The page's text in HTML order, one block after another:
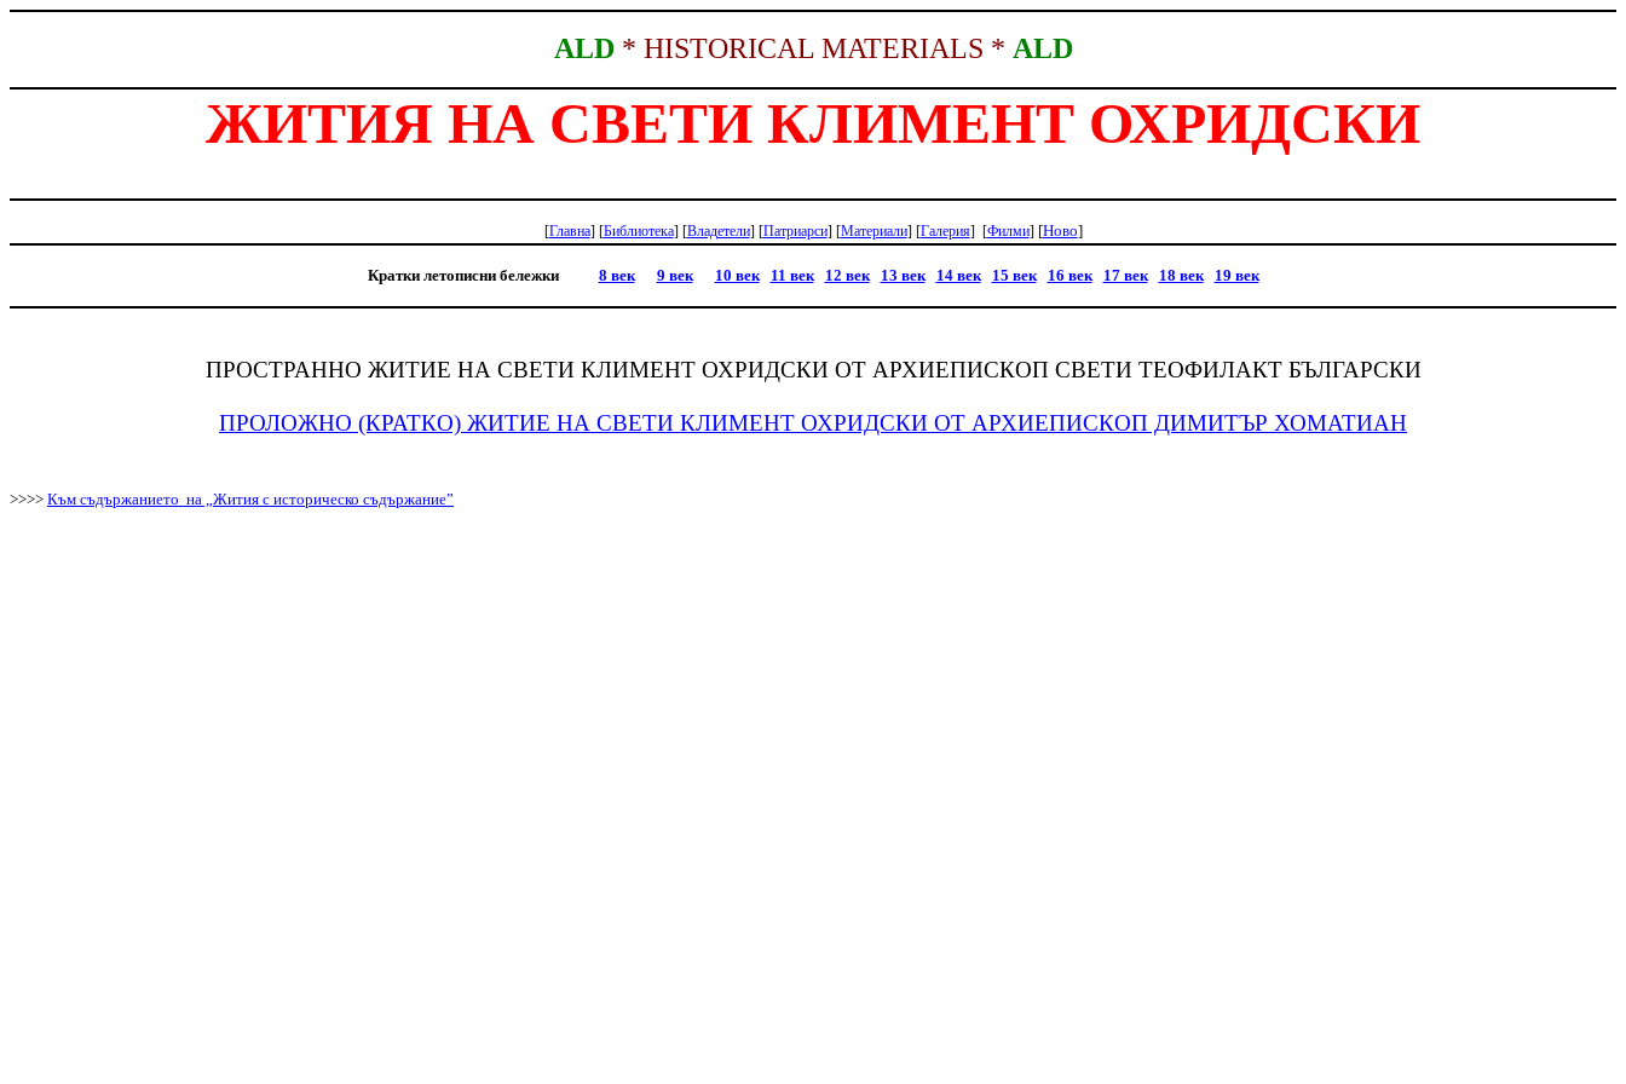
ALD * HISTORICAL MATERIALS * ALD
ЖИТИЯ НА СВЕТИ КЛИМЕНТ ОХРИДСКИ
[Главна] [Библиотека] [Владетели] [Патриарси] [Материали] [Галерия] [Филми][Ново]
Кратки летописни бележки 8 век 9 век 10 век 11 век 12 век 13 век 14 век 15 век 16 век 17 век 18 век 19 век
ПРОСТРАННО ЖИТИЕ НА СВЕТИ КЛИМЕНТ ОХРИДСКИ ОТ АРХИЕПИСКОП СВЕТИ ТЕОФИЛАКТ БЪЛГАРСКИ
ПРОЛОЖНО (КРАТКО) ЖИТИЕ НА СВЕТИ КЛИМЕНТ ОХРИДСКИ ОТ АРХИЕПИСКОП ДИМИТЪР ХОМАТИАН
>>>> Към съдържанието на „Жития с историческо съдържание”